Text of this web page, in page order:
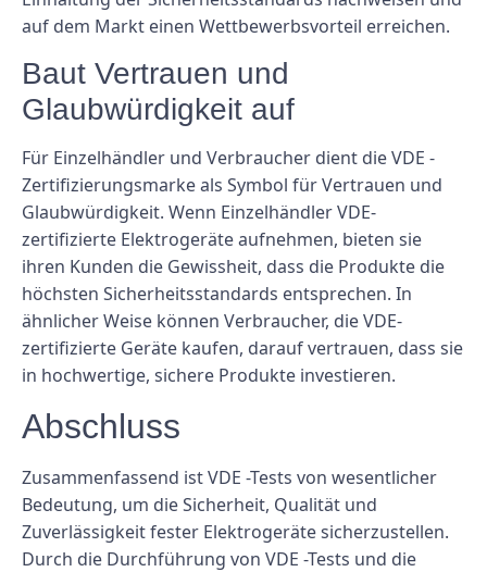
auf dem Markt einen Wettbewerbsvorteil erreichen.
Baut Vertrauen und
Glaubwürdigkeit auf
Für Einzelhändler und Verbraucher dient die VDE -
Zertifizierungsmarke als Symbol für Vertrauen und
Glaubwürdigkeit. Wenn Einzelhändler VDE-
zertifizierte Elektrogeräte aufnehmen, bieten sie
ihren Kunden die Gewissheit, dass die Produkte die
höchsten Sicherheitsstandards entsprechen. In
ähnlicher Weise können Verbraucher, die VDE-
zertifizierte Geräte kaufen, darauf vertrauen, dass sie
in hochwertige, sichere Produkte investieren.
Abschluss
Zusammenfassend ist VDE -Tests von wesentlicher
Bedeutung, um die Sicherheit, Qualität und
Zuverlässigkeit fester Elektrogeräte sicherzustellen.
Durch die Durchführung von VDE -Tests und die